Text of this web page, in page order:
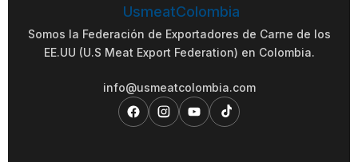
Somos la Federación de Exportadores de Carne de los
EE.UU (U.S Meat Export Federation) en Colombia.
info@usmeatcolombia.com